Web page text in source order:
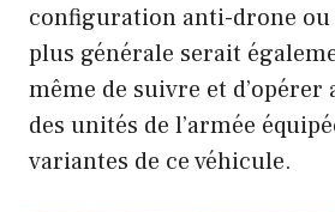
configuration anti-drone
plus générale serait
même de suivre et d’opérer
des unités de l’armée
variantes de ce véhicule.